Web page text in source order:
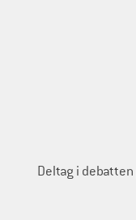
Deltag i